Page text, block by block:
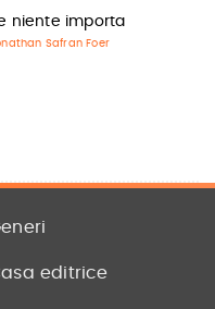
niente importa
Safran Foer
editrice